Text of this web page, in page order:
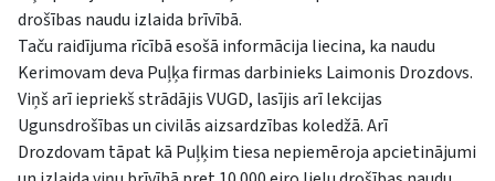
drošības naudu izlaida brīvībā.
Taču raidījuma rīcībā esošā informācija liecina, ka naudu
Kerimovam deva Puļķa firmas darbinieks Laimonis Drozdovs.
Viņš arī iepriekš strādājis VUGD, lasījis arī lekcijas
Ugunsdrošības un civilās aizsardzības koledžā. Arī
Drozdovam tāpat kā Puļķim tiesa nepiemēroja apcietinājumi